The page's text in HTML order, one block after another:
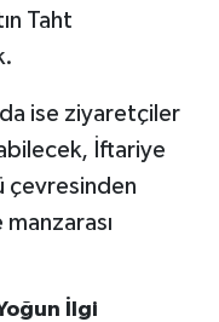
Taht
ise ziyaretçiler
İftariye
çevresinden
İlgi